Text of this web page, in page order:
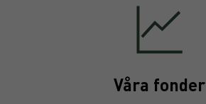
Våra fonder